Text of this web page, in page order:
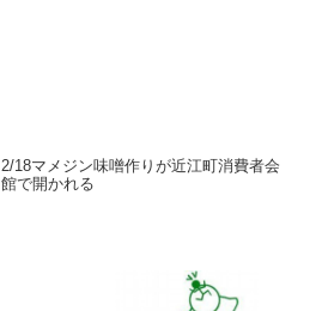
2/18マメジン味噌作りが近江町消費者会
館で開かれる